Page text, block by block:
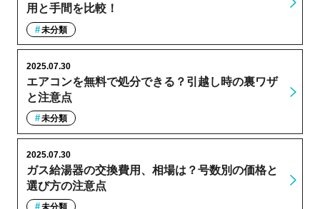
用と手間を比較！
未分類
エアコンを無料で処分できる？引越し時の裏ワザ
と注意点
2025.07.30
未分類
ガス給湯器の交換費用、相場は？号数別の価格と
選び方の注意点
2025.07.30